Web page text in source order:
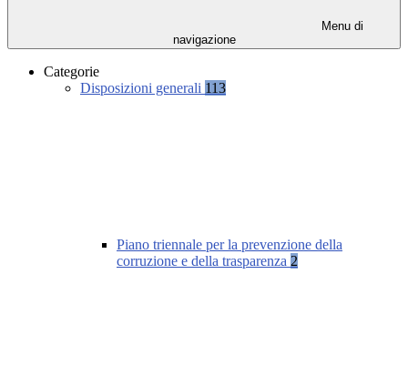
Menu di
navigazione
Categorie
Disposizioni generali 113
Piano triennale per la prevenzione della
corruzione e della trasparenza 2